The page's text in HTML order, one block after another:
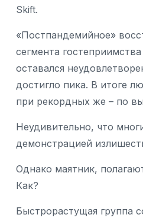
Skift.
«Постпандемийное»
сегмента
оставался
достигло пика. В итоге
при рекордных же – по
Неудивительно, что
демонстрацией
Однако маятник,
Как?
Быстрорастущая группа